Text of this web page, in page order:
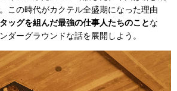
この時代がカクテル全盛期になった理由
ッグを組んだ最強の仕事人たちのことな
ダーグラウンドな話を展開しよう。